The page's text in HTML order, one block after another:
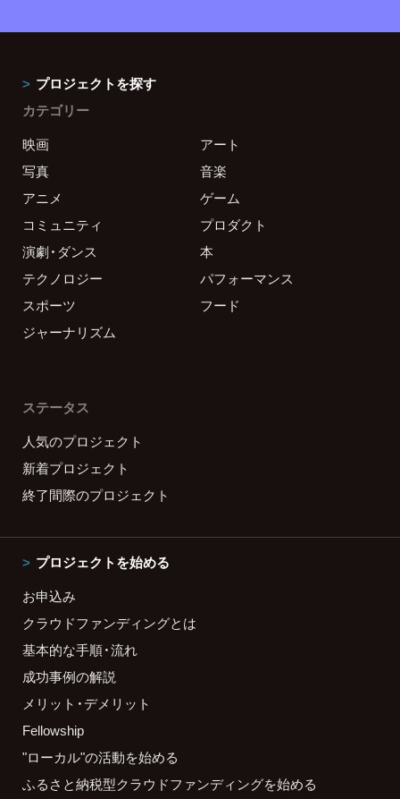
プロジェクトを探す
カテゴリー
映画
アート
写真
音楽
アニメ
ゲーム
コミュニティ
プロダクト
演劇・ダンス
本
テクノロジー
パフォーマンス
スポーツ
フード
ジャーナリズム
ステータス
人気のプロジェクト
新着プロジェクト
終了間際のプロジェクト
プロジェクトを始める
お申込み
クラウドファンディングとは
基本的な手順・流れ
成功事例の解説
メリット・デメリット
Fellowship
"ローカル"の活動を始める
ふるさと納税型クラウドファンディングを始める